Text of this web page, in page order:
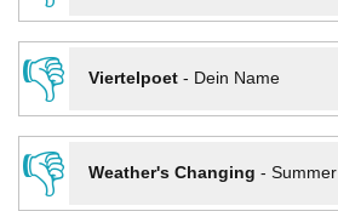
👎
Viertelpoet- Dein Name
👎
Weather's Changing - Summer